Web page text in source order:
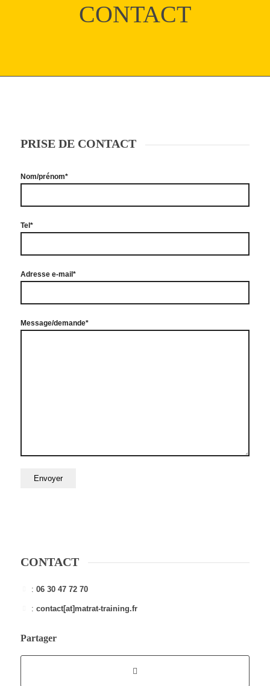
CONTACT
PRISE DE CONTACT
Nom/prénom*
Tel*
Adresse e-mail*
Message/demande*
CONTACT
:06 30 47 72 70
:contact[at]matrat-training.fr
Partager